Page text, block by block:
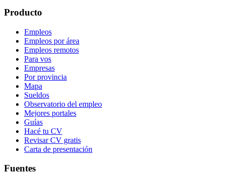
Producto
Empleos
Empleos por área
Empleos remotos
Para vos
Empresas
Por provincia
Mapa
Sueldos
Observatorio del empleo
Mejores portales
Guías
Hacé tu CV
Revisar CV gratis
Carta de presentación
Fuentes